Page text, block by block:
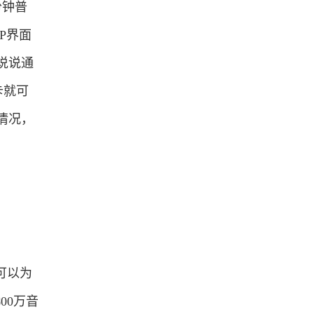
普
界面
说通
可
，
以为
万音